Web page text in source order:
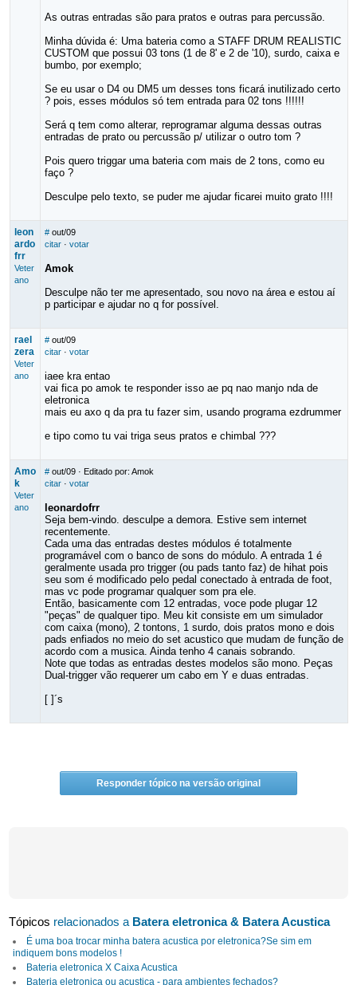
As outras entradas são para pratos e outras para percussão.
Minha dúvida é: Uma bateria como a STAFF DRUM REALISTIC
CUSTOM que possui 03 tons (1 de 8' e 2 de '10), surdo, caixa e
bumbo, por exemplo;
Se eu usar o D4 ou DM5 um desses tons ficará inutilizado certo
? pois, esses módulos só tem entrada para 02 tons !!!!!!
Será q tem como alterar, reprogramar alguma dessas outras
entradas de prato ou percussão p/ utilizar o outro tom ?
Pois quero triggar uma bateria com mais de 2 tons, como eu
faço ?
Desculpe pelo texto, se puder me ajudar ficarei muito grato !!!!
leon
ardo
frr
Veter
ano
# out/09
citar· votar
Amok
Desculpe não ter me apresentado, sou novo na área e estou aí
p participar e ajudar no q for possível.
rael
zera
Veter
ano
# out/09
citar· votar
iaee kra entao
vai fica po amok te responder isso ae pq nao manjo nda de
eletronica
mais eu axo q da pra tu fazer sim, usando programa ezdrummer
e tipo como tu vai triga seus pratos e chimbal ???
Amo
k
Veter
ano
# out/09· Editado por: Amok
citar· votar
leonardofrr
Seja bem-vindo. desculpe a demora. Estive sem internet
recentemente.
Cada uma das entradas destes módulos é totalmente
programável com o banco de sons do módulo. A entrada 1 é
geralmente usada pro trigger (ou pads tanto faz) de hihat pois
seu som é modificado pelo pedal conectado à entrada de foot,
mas vc pode programar qualquer som pra ele.
Então, basicamente com 12 entradas, voce pode plugar 12
"peças" de qualquer tipo. Meu kit consiste em um simulador
com caixa (mono), 2 tontons, 1 surdo, dois pratos mono e dois
pads enfiados no meio do set acustico que mudam de função de
acordo com a musica. Ainda tenho 4 canais sobrando.
Note que todas as entradas destes modelos são mono. Peças
Dual-trigger vão requerer um cabo em Y e duas entradas.
[ ]´s
Responder tópico na versão original
Tópicos relacionados a Batera eletronica & Batera Acustica
É uma boa trocar minha batera acustica por eletronica?Se sim em
indiquem bons modelos !
Bateria eletronica X Caixa Acustica
Bateria eletronica ou acustica - para ambientes fechados?